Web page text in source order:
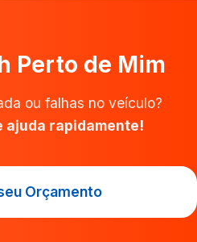
Perto de Mim
ou falhas no veículo?
ajuda rapidamente!
Orçamento